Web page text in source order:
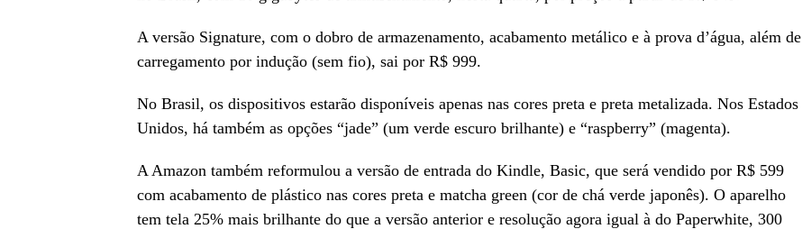
A versão Signature, com o dobro de armazenamento, acabamento metálico e à prova d’água, além de
carregamento por indução (sem fio), sai por R$ 999.
No Brasil, os dispositivos estarão disponíveis apenas nas cores preta e preta metalizada. Nos Estados
Unidos, há também as opções “jade” (um verde escuro brilhante) e “raspberry” (magenta).
A Amazon também reformulou a versão de entrada do Kindle, Basic, que será vendido por R$ 599
com acabamento de plástico nas cores preta e matcha green (cor de chá verde japonês). O aparelho
tem tela 25% mais brilhante do que a versão anterior e resolução agora igual à do Paperwhite, 300